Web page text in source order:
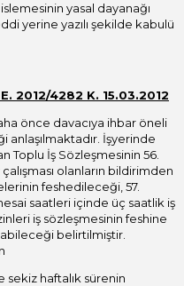
yasal dayanağı
yerine yazılı şekilde kabulü
2012/4282 K. 15.03.2012
önce davacıya ihbar öneli
İşyerinde
Toplu İş Sözleşmesinin 56.
olanların bildirimden
feshedileceği, 57.
saatleri içinde üç saatlik iş
iş sözleşmesinin feshine
belirtilmiştir.
haftalık sürenin